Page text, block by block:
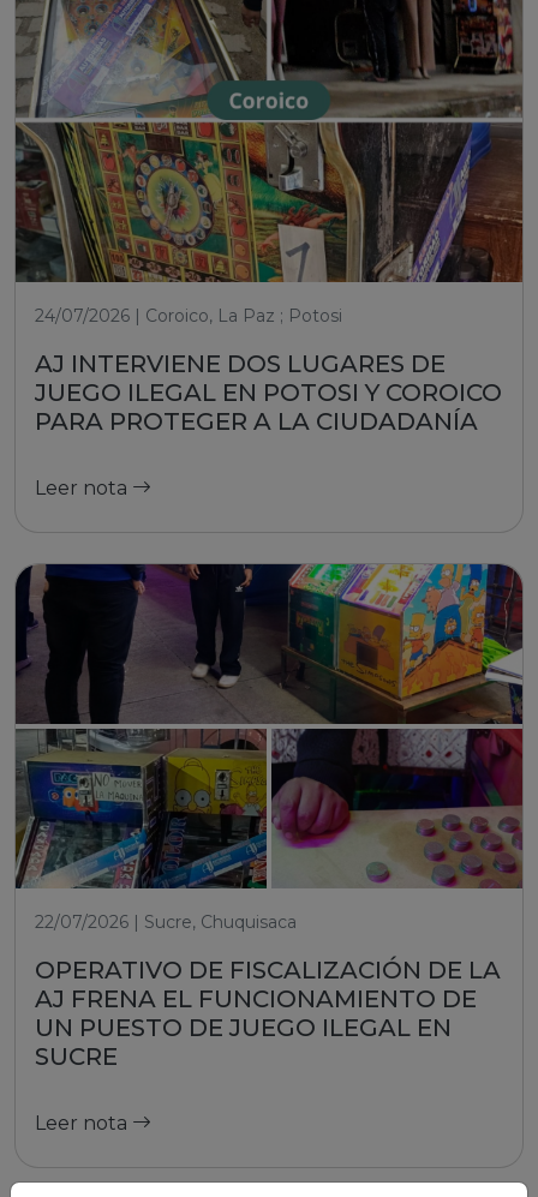
24/07/2026 | Coroico, La Paz ; Potosi
AJ INTERVIENE DOS LUGARES DE
JUEGO ILEGAL EN POTOSI Y COROICO
PARA PROTEGER A LA CIUDADANÍA
Leer nota
22/07/2026 | Sucre, Chuquisaca
OPERATIVO DE FISCALIZACIÓN DE LA
AJ FRENA EL FUNCIONAMIENTO DE
UN PUESTO DE JUEGO ILEGAL EN
SUCRE
Leer nota